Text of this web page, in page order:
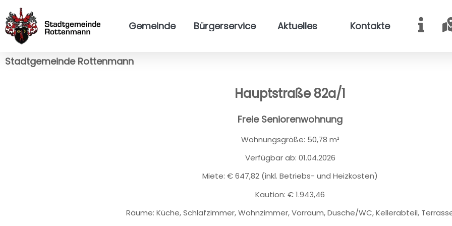
Gemeinde Bürgerservice Aktuelles Kontakte
Stadtgemeinde Rottenmann
Hauptstraße 82a/1
Freie Seniorenwohnung
Wohnungsgröße: 50,78 m²
Verfügbar ab: 01.04.2026
Miete: € 647,82 (inkl. Betriebs- und Heizkosten)
Kaution: € 1.943,46
Räume: Küche, Schlafzimmer, Wohnzimmer, Vorraum, Dusche/WC, Kellerabteil,